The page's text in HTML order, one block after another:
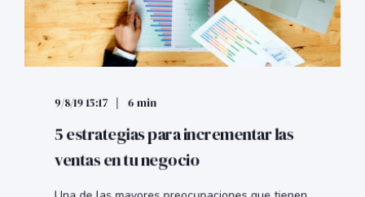
9/8/19 15:17 6 min
5 estrategias para incrementar las
ventas en tu negocio